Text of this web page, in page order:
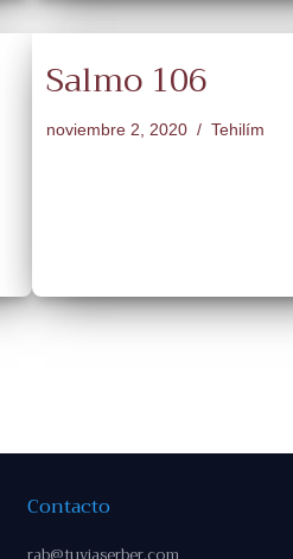
Salmo 106
noviembre 2, 2020 Tehilím
Contacto